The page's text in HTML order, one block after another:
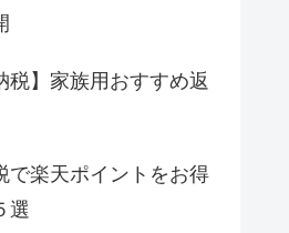
税】家族用おすすめ返
で楽天ポイントをお得
選